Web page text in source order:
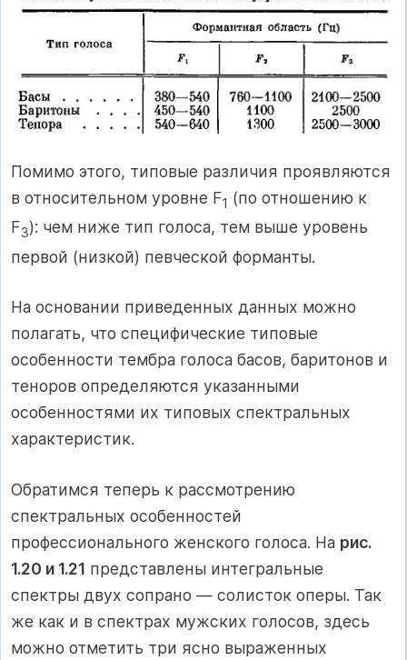
Помимо этого, типовые различия проявляются
в относительном уровне F1 (по отношению к
F3): чем ниже тип голоса, тем выше уровень
первой (низкой) певческой форманты.
На основании приведенных данных можно
полагать, что специфические типовые
особенности тембра голоса басов, баритонов и
теноров определяются указанными
особенностями их типовых спектральных
характеристик.
Обратимся теперь к рассмотрению
спектральных особенностей
профессионального женского голоса. На рис.
1.20 и 1.21 представлены интегральные
спектры двух сопрано — солисток оперы. Так
же как и в спектрах мужских голосов, здесь
можно отметить три ясно выраженных